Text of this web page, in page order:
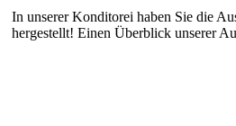
In unserer Konditorei haben Sie die
hergestellt! Einen Überblick unserer